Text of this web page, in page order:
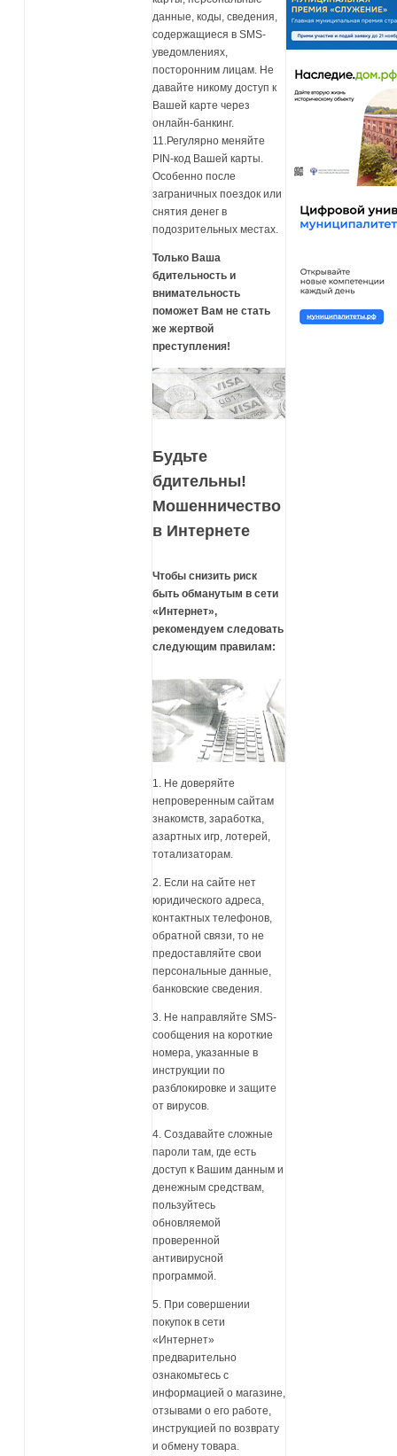
данные, коды, сведения,
содержащиеся в SMS-
уведомлениях,
посторонним лицам. Не
давайте никому доступ к
Вашей карте через
онлайн-банкинг.
11.Регулярно меняйте
PIN-код Вашей карты.
Особенно после
заграничных поездок или
снятия денег в
подозрительных местах.
Только Ваша
бдительность и
внимательность
поможет Вам не стать
же жертвой
преступления!
Будьте
бдительны!
Мошенничество
в Интернете
Чтобы снизить риск
быть обманутым в сети
«Интернет»,
рекомендуем следовать
следующим правилам:
1. Не доверяйте
непроверенным сайтам
знакомств, заработка,
азартных игр, лотерей,
тотализаторам.
2. Если на сайте нет
юридического адреса,
контактных телефонов,
обратной связи, то не
предоставляйте свои
персональные данные,
банковские сведения.
3. Не направляйте SMS-
сообщения на короткие
номера, указанные в
инструкции по
разблокировке и защите
от вирусов.
4. Создавайте сложные
пароли там, где есть
доступ к Вашим данным и
денежным средствам,
пользуйтесь
обновляемой
проверенной
антивирусной
программой.
5. При совершении
покупок в сети
«Интернет»
предварительно
ознакомьтесь с
информацией о магазине,
отзывами о его работе,
инструкцией по возврату
и обмену товара.